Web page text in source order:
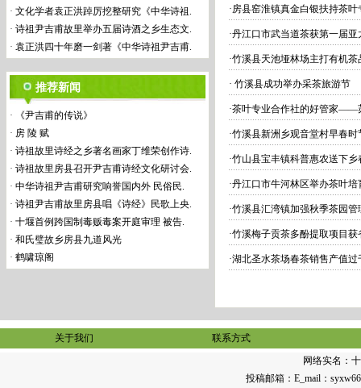
· 文化学者袁正洪踔厉挖整研究《中华诗祖.
· 诗祖尹吉甫故里举办五届诗酒之乡生态文.
· 袁正洪四十年磨一剑著《中华诗祖尹吉甫.
推荐新闻
· 《尹吉甫的传说》
· 房 陵 赋
· 诗祖故里诗经之乡著名画家丁维荣创作诗.
· 诗祖故里房县召开尹吉甫诗经文化研讨会.
· 中华诗祖尹吉甫研究响誉国内外 民俗民.
· 诗祖尹吉甫故里房县唱《诗经》民歌上央.
· 十堰首例跨国制毒贩毒案开庭审理 被告.
· 和氏璧故乡房县九道风光
· 鹤啸琼阁
·房县窑淮镇真金白银扶持茶
·丹江口市武当道茶获第一届亚
·竹溪县天池垭林场主打有机茶
· 竹溪县成功举办采茶旅游节
·茶叶专业合作社的好管家——
·竹溪县新洲乡观音堂村早春时
·竹山县宝丰镇科普惠农送下乡
·丹江口市牛河林区举办茶叶培
·竹溪县汇湾镇加强秋季茶园管
·竹溪梅子贡茶多酚提取项目获
·湖北圣水茶场春茶销售产值过
关于我们
联系方式
网络实名：
投稿邮箱：E_mail：